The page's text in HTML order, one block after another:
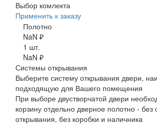
Выбор комлекта
Применить к заказу
Полотно
NaN ₽
1 шт.
NaN ₽
Системы открывания
Выберите систему открывания двери,
подходящую для Вашего помещения
При выборе двустворчатой двери
корзину отдельно дверное полотно - без
открывания, без коробки и наличника